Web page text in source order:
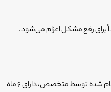
برای رفع مشکل اعزام می‌شود.
خیر، فیکسا تضمین می‌کند که از قطعات اصلی استفاده شود و ضمانت قطعه استفاده شده با شرکت تولید کننده قطعه است.ولی کلیه خدمات انجام شده توسط متخصص، دارای ۶ ماه